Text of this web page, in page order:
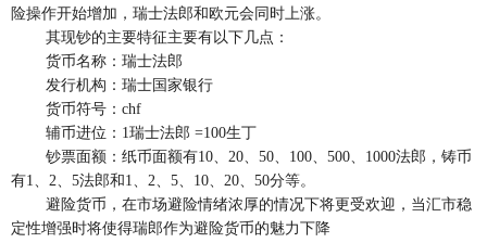
险操作开始增加，瑞士法郎和欧元会同时上涨。
其现钞的主要特征主要有以下几点：
货币名称：瑞士法郎
发行机构：瑞士国家银行
货币符号：chf
辅币进位：1瑞士法郎 =100生丁
钞票面额：纸币面额有10、20、50、100、500、1000法郎，铸币
有1、2、5法郎和1、2、5、10、20、50分等。
避险货币，在市场避险情绪浓厚的情况下将更受欢迎，当汇市稳
定性增强时将使得瑞郎作为避险货币的魅力下降